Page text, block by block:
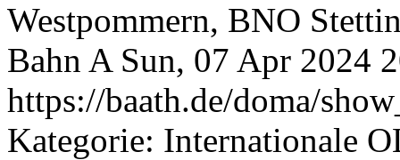
Westpommern, BNO
Bahn A Sun, 07 Apr 2024
https://baath.de/doma/
Kategorie: Internationale